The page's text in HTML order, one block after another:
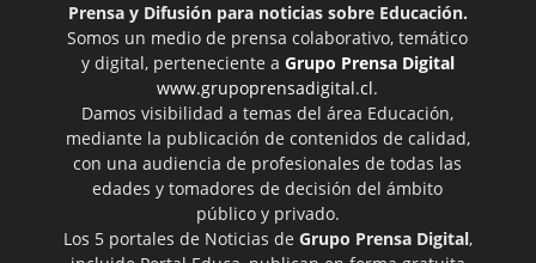
Prensa y Difusión para noticias sobre Educación.
Somos un medio de prensa colaborativo, temático
y digital, perteneciente a Grupo Prensa Digital
www.grupoprensadigital.cl.
Damos visibilidad a temas del área Educación,
mediante la publicación de contenidos de calidad,
con una audiencia de profesionales de todas las
edades y tomadores de decisión del ámbito
público y privado.
Los 5 portales de Noticias de Grupo Prensa Digital,